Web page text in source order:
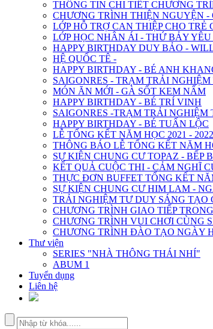
THÔNG TIN CHI TIẾT CHƯƠNG
CHƯƠNG TRÌNH THIỆN NGUYỆN
LỚP HỖ TRỢ CAN THIỆP CHO
LỚP HỌC NHÂN ÁI - THỨ BẢY
HAPPY BIRTHDAY DUY BẢO -
HỆ QUỐC TÊ -
HAPPY BIRTHDAY - BÉ ANH
SAIGONRES - TRẠM TRẢI
MÓN ĂN MỚI - GÀ SỐT KEM NẤM
HAPPY BIRTHDAY - BÉ TRÍ VINH
SAIGONRES -TRẠM TRẢI
HAPPY BIRTHDAY - BÉ TUẤN LỘC
LỄ TỔNG KẾT NĂM HỌC 2021 - 2022
THÔNG BÁO LỄ TỔNG KẾT NĂM
SỰ KIỆN CHUNG CƯ TOPAZ - BẾP
KẾT QUẢ CUỘC THI - CẢM NGHĨ
THỰC ĐƠN BUFFET TỔNG KẾT
SỰ KIỆN CHUNG CƯ HIM LAM -
TRẢI NGHIỆM TƯ DUY SÁNG TẠO
CHƯƠNG TRÌNH GIAO TIẾP
CHƯƠNG TRÌNH VUI CHƠI CÙNG
CHƯƠNG TRÌNH ĐÀO TẠO NGÀY
Thư viện
SERIES "NHÀ THÔNG THÁI NHÍ"
ABUM 1
Tuyển dụng
Liên hệ